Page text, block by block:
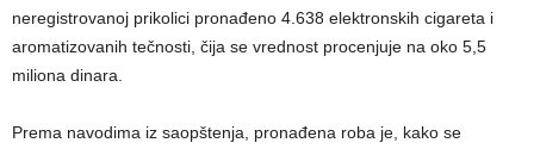
neregistrovanoj prikolici pronađeno 4.638 elektronskih cigareta i
aromatizovanih tečnosti, čija se vrednost procenjuje na oko 5,5
miliona dinara.
Prema navodima iz saopštenja, pronađena roba je, kako se